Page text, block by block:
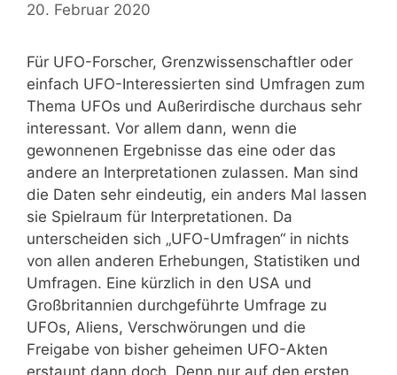
20. Februar 2020
Für UFO-Forscher, Grenzwissenschaftler oder
einfach UFO-Interessierten sind Umfragen zum
Thema UFOs und Außerirdische durchaus sehr
interessant. Vor allem dann, wenn die
gewonnenen Ergebnisse das eine oder das
andere an Interpretationen zulassen. Man sind
die Daten sehr eindeutig, ein anders Mal lassen
sie Spielraum für Interpretationen. Da
unterscheiden sich „UFO-Umfragen“ in nichts
von allen anderen Erhebungen, Statistiken und
Umfragen. Eine kürzlich in den USA und
Großbritannien durchgeführte Umfrage zu
UFOs, Aliens, Verschwörungen und die
Freigabe von bisher geheimen UFO-Akten